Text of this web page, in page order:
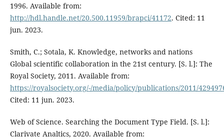
1996. Available from:
http://hdl.handle.net/20.500.11959/brapci/41172. Cited: 11
jun. 2023.
Smith, C.; Sotala, K. Knowledge, networks and nations
Global scientific collaboration in the 21st century. [S. l.]: The
Royal Society, 2011. Available from:
https://royalsociety.org/-/media/policy/publications/2011/
Cited: 11 jun. 2023.
Web of Science. Searching the Document Type Field. [S. l.]:
Clarivate Analtics, 2020. Available from: